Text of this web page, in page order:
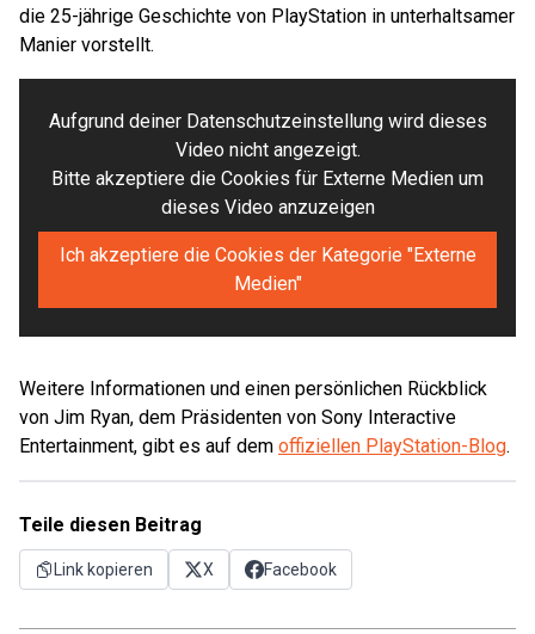
die 25-jährige Geschichte von PlayStation in unterhaltsamer
Manier vorstellt.
Aufgrund deiner Datenschutzeinstellung wird dieses
Video nicht angezeigt.
Bitte akzeptiere die Cookies für Externe Medien um
dieses Video anzuzeigen
Ich akzeptiere die Cookies der Kategorie "Externe
Medien"
Weitere Informationen und einen persönlichen Rückblick
von Jim Ryan, dem Präsidenten von Sony Interactive
Entertainment, gibt es auf dem offiziellen PlayStation-Blog.
Teile diesen Beitrag
Link kopieren X Facebook